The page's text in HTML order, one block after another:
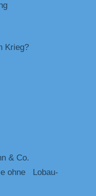
Krieg?
& Co.
ohne Lobau-